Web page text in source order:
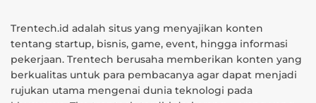
Trentech.id adalah situs yang menyajikan konten
tentang startup, bisnis, game, event, hingga informasi
pekerjaan. Trentech berusaha memberikan konten yang
berkualitas untuk para pembacanya agar dapat menjadi
rujukan utama mengenai dunia teknologi pada